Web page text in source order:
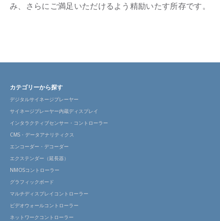
み、さらにご満足いただけるよう精励いたす所存です。
カテゴリーから探す
デジタルサイネージプレーヤー
サイネージプレーヤー内蔵ディスプレイ
インタラクティブセンサー・コントローラー
CMS・データアナリティクス
エンコーダー・デコーダー
エクステンダー（延長器）
NMOSコントローラー
グラフィックボード
マルチディスプレイコントローラー
ビデオウォールコントローラー
ネットワークコントローラー